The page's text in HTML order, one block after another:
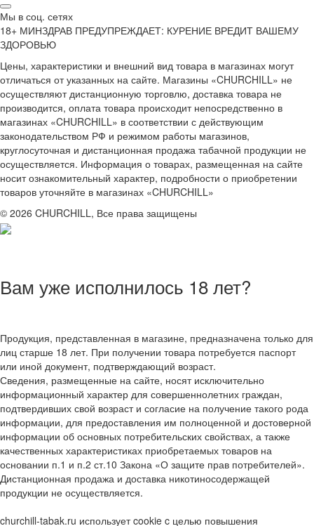
Мы в соц. сетях
18+ МИНЗДРАВ ПРЕДУПРЕЖДАЕТ: КУРЕНИЕ ВРЕДИТ ВАШЕМУ
ЗДОРОВЬЮ
Цены, характеристики и внешний вид товара в магазинах могут
отличаться от указанных на сайте. Магазины «CHURCHILL» не
осуществляют дистанционную торговлю, доставка товара не
производится, оплата товара происходит непосредственно в
магазинах «CHURCHILL» в соответствии с действующим
законодательством РФ и режимом работы магазинов,
круглосуточная и дистанционная продажа табачной продукции не
осуществляется. Информация о товарах, размещенная на сайте
носит ознакомительный характер, подробности о приобретении
товаров уточняйте в магазинах «CHURCHILL»
© 2026 CHURCHILL, Все права защищены
Вам уже исполнилось 18 лет?
Продукция, представленная в магазине, предназначена только для
лиц старше 18 лет. При получении товара потребуется паспорт
или иной документ, подтверждающий возраст.
Сведения, размещенные на сайте, носят исключительно
информационный характер для совершеннолетних граждан,
подтвердивших свой возраст и согласие на получение такого рода
информации, для предоставления им полноценной и достоверной
информации об основных потребительских свойствах, а также
качественных характеристиках приобретаемых товаров на
основании п.1 и п.2 ст.10 Закона «О защите прав потребителей».
Дистанционная продажа и доставка никотиносодержащей
продукции не осуществляется.
churchill-tabak.ru использует cookie c целью повышения